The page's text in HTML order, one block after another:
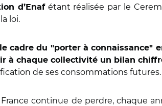
d’Enafétant réalisée par le
loi.
cadre du "porter à connaissance"
à chaque collectivité un bilan
de ses consommations futures.
continue de perdre, chaque